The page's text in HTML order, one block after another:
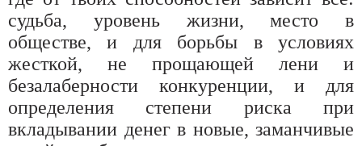
судьба, уровень жизни, место в
обществе, и для борьбы в условиях
жесткой, не прощающей лени и
безалаберности конкуренции, и для
определения степени риска при
вкладывании денег в новые, заманчивые